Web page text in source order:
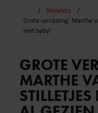
Showbizz
Grote verrassing: Marthe
met baby!
GROTE
MARTHE